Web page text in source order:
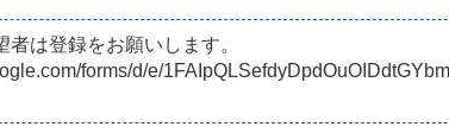
者は登録をお願いします。
forms/d/e/